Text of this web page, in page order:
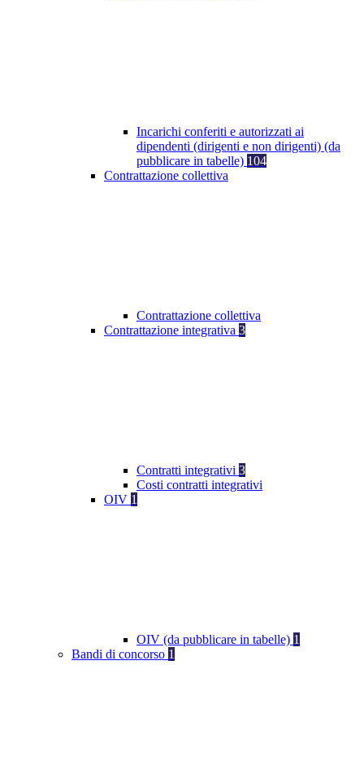
Incarichi conferiti e autorizzati ai
dipendenti (dirigenti e non dirigenti) (da
pubblicare in tabelle) 104
Contrattazione collettiva
Contrattazione collettiva
Contrattazione integrativa 3
Contratti integrativi 3
Costi contratti integrativi
OIV 1
OIV (da pubblicare in tabelle) 1
Bandi di concorso 1